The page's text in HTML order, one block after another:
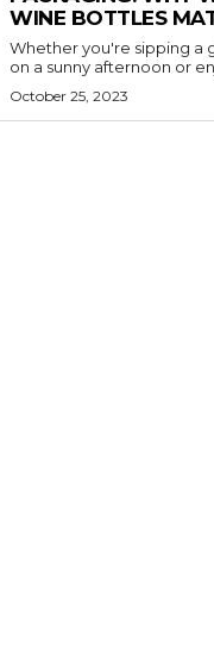
WINE BOTTLES
Whether you're sipping a
on a sunny afternoon or
October 25, 2023